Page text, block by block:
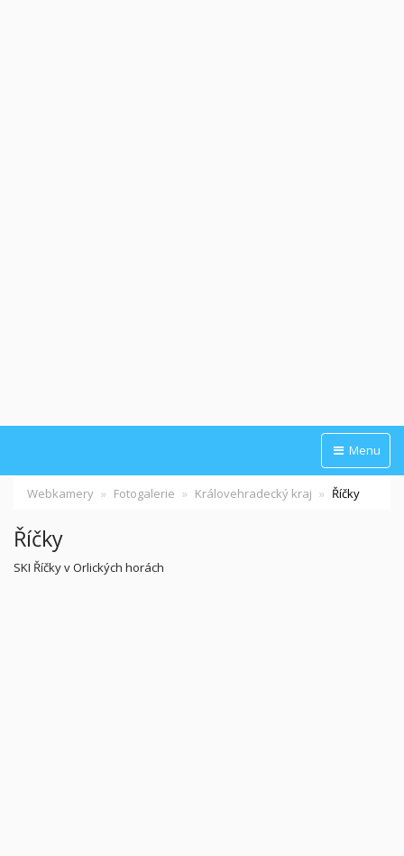
Menu
Webkamery Fotogalerie Královehradecký kraj Říčky
Říčky
SKI Říčky v Orlických horách